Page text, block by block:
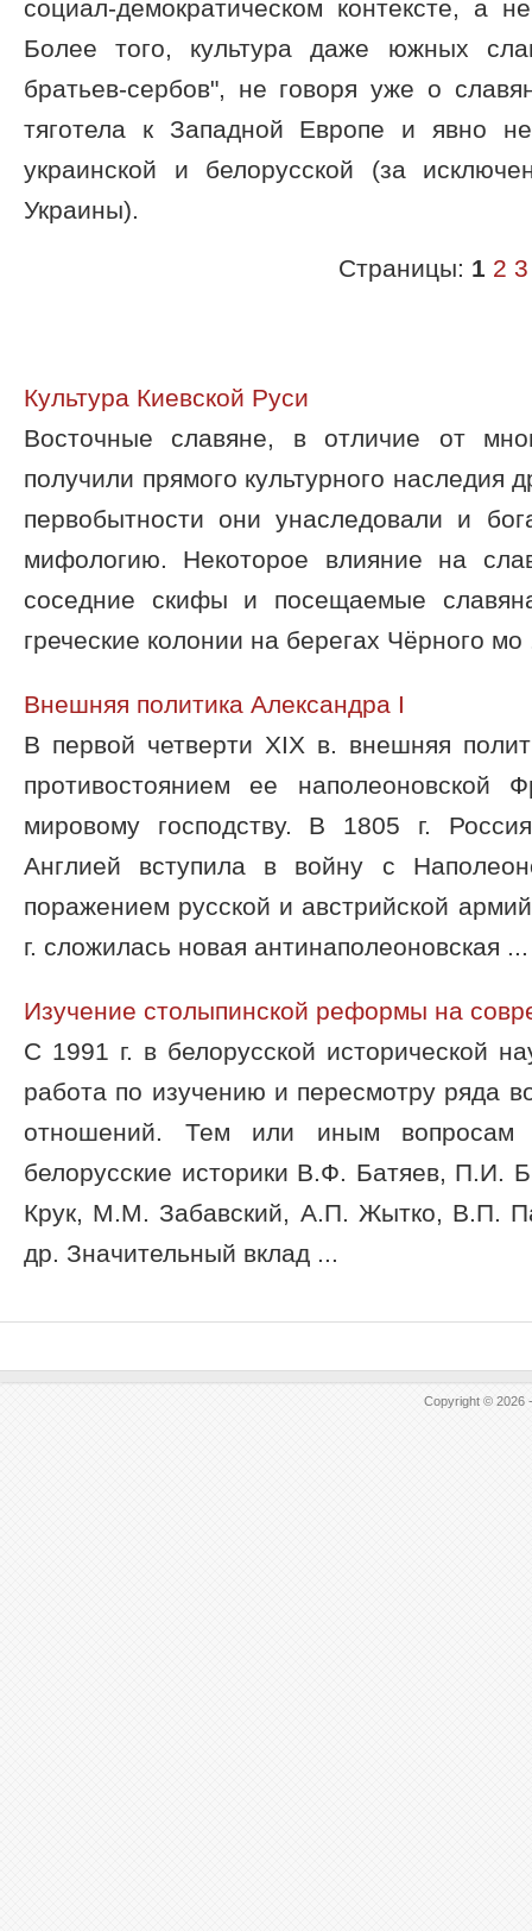
социал-демократическом контексте, а
Более того, культура даже южных
братьев-сербов", не говоря уже о
тяготела к Западной Европе и явно
украинской и белорусской (за
Украины).
Страницы: 1 2 3
Культура Киевской Руси
Восточные славяне, в отличие от
получили прямого культурного наследия
первобытности они унаследовали и
мифологию. Некоторое влияние на
соседние скифы и посещаемые
греческие колонии на берегах Чёрного мо
Внешняя политика Александра I
В первой четверти XIX в. внешняя
противостоянием ее наполеоновской
мировому господству. В 1805 г.
Англией вступила в войну с
поражением русской и австрийской
г. сложилась новая антинаполеоновская ...
Изучение столыпинской реформы на
С 1991 г. в белорусской исторической
работа по изучению и пересмотру ряда
отношений. Тем или иным вопросам
белорусские историки В.Ф. Батяев, П.И.
Крук, М.М. Забавский, А.П. Жытко, В.П.
др. Значительный вклад ...
Copyright © 2026